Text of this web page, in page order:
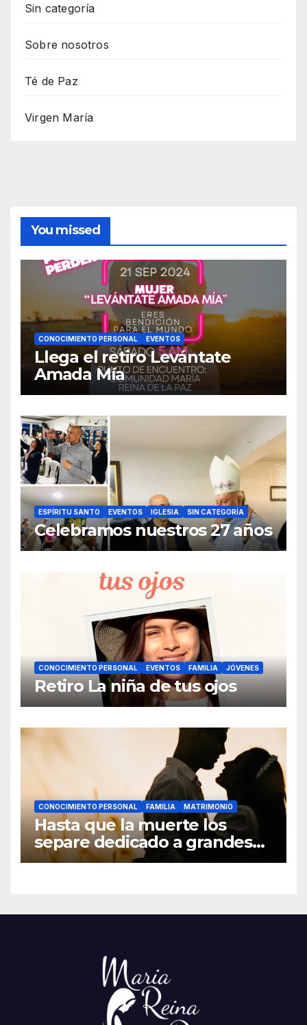
Sin categoría
Sobre nosotros
Té de Paz
Virgen María
You missed
CONOCIMIENTO PERSONAL EVENTOS
Llega el retiro Levántate
Amada Mía
ESPÍRITU SANTO EVENTOS IGLESIA SIN CATEGORÍA
Celebramos nuestros 27 años
CONOCIMIENTO PERSONAL EVENTOS FAMILIA JÓVENES
Retiro La niña de tus ojos
CONOCIMIENTO PERSONAL FAMILIA MATRIMONIO
Hasta que la muerte los
separe dedicado a grandes
hombres